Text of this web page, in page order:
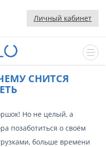
Личный кабинет
СНИТСЯ
Но не целый, а
позаботиться о своём
больше времени